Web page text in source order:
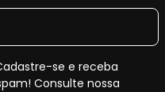
se e receba
Consulte nossa